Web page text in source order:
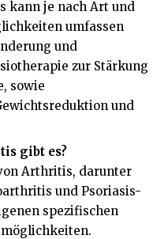
kann je nach Art und
umfassen
und
zur Stärkung
sowie
und
gibt es?
Arthritis, darunter
und Psoriasis-
spezifischen